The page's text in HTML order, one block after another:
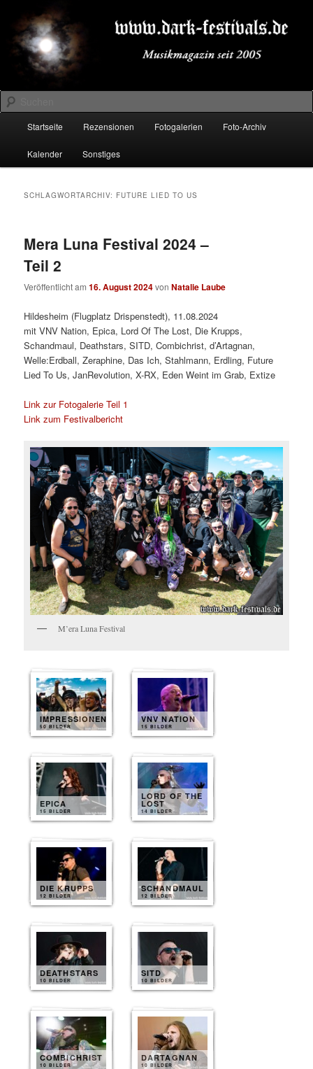
primären
Inhalt
springen
sekundären
Inhalt
springenDARK-FESTIVALS.DE
Suchen
Startseite Rezensionen Fotogalerien Foto-Archiv
Kalender Sonstiges
SCHLAGWORTARCHIV: FUTURE LIED TO US
Mera Luna Festival 2024 –
Teil 2
Veröffentlicht am16. August 2024vonNatalie Laube
Hildesheim (Flugplatz Drispenstedt), 11.08.2024
mit VNV Nation, Epica, Lord Of The Lost, Die Krupps,
Schandmaul, Deathstars, SITD, Combichrist, d’Artagnan,
Welle:Erdball, Zeraphine, Das Ich, Stahlmann, Erdling, Future
Lied To Us, JanRevolution, X-RX, Eden Weint im Grab, Extize
Link zur Fotogalerie Teil 1
Link zum Festivalbericht
M’era Luna Festival
IMPRESSIONEN
50 BILDER
VNV NATION
15 BILDER
EPICA
15 BILDER
LORD OF THE
LOST
14 BILDER
DIE KRUPPS
12 BILDER
SCHANDMAUL
12 BILDER
DEATHSTARS
10 BILDER
SITD
10 BILDER
COMBICHRIST
10 BILDER
DARTAGNAN
10 BILDER